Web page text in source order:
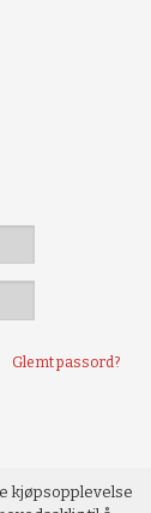
Glemt passord?
kjøpsopplevelse